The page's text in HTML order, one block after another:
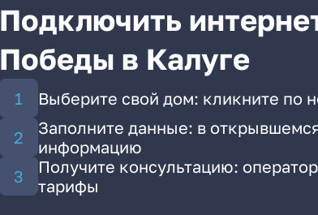
Подключить
Победы в Калуге
Выберите свой дом: кликните по
Заполните данные: в
информацию
Получите консультацию:
тарифы